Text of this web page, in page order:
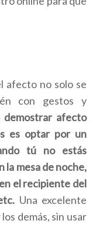
afecto no solo se
con gestos y
demostrar afecto
es optar por un
tú no estás
la mesa de noche,
el recipiente del
Una excelente
demás, sin usar